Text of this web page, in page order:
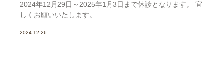
2024年12月29日～2025年1月3日まで休診となります。 宜
しくお願いいたします。
2024.12.26